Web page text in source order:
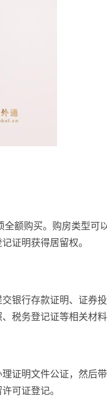
全额购买。购房类型可
证明获得居留权。
银行存款证明、证券
税务登记证等相关材
证明文件公证，然后
可证登记。